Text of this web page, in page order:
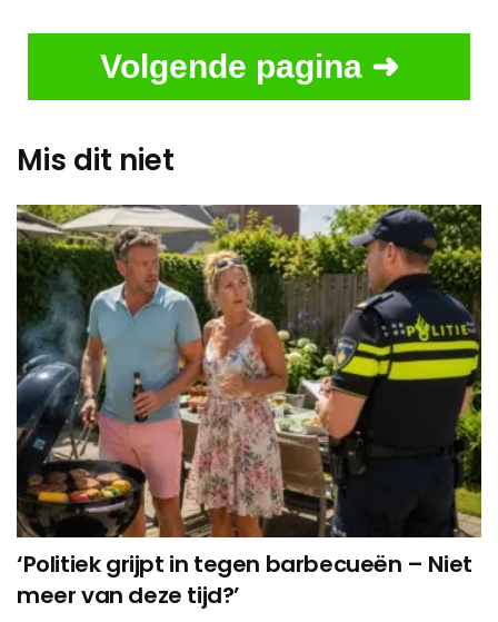
Volgende pagina ➜
Mis dit niet
‘Politiek grijpt in tegen barbecueën – Niet
meer van deze tijd?’